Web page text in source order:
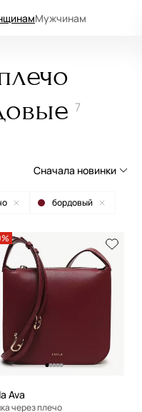
Мужчинам
7
Сначала новинки
Сначала новинки
Сначала популярные
По возрастанию цены
По убыванию цены
По размеру скидки
По скорости доставки
бордовый
Ava
через плечо